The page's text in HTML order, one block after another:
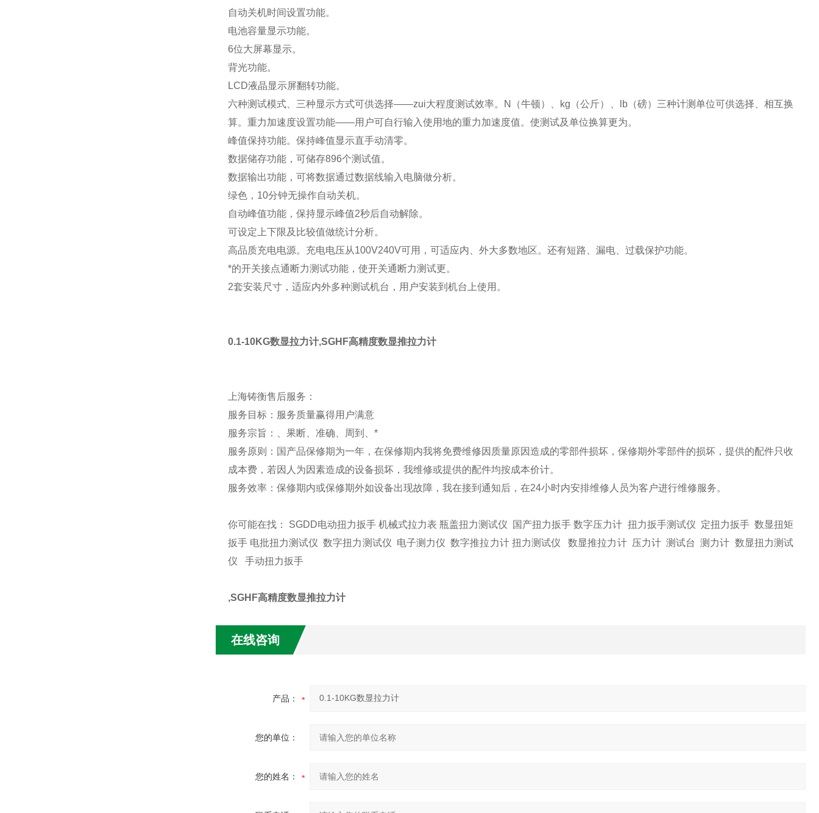
自动关机时间设置功能。
电池容量显示功能。
6位大屏幕显示。
背光功能。
LCD液晶显示屏翻转功能。
六种测试模式、三种显示方式可供选择——zui大程度测试效率。N（牛顿）、kg（公斤）、lb（磅）三种计测单位可供选择、相互换
算。重力加速度设置功能——用户可自行输入使用地的重力加速度值。使测试及单位换算更为。
峰值保持功能。保持峰值显示直手动清零。
数据储存功能，可储存896个测试值。
数据输出功能，可将数据通过数据线输入电脑做分析。
绿色，10分钟无操作自动关机。
自动峰值功能，保持显示峰值2秒后自动解除。
可设定上下限及比较值做统计分析。
高品质充电电源。充电电压从100V240V可用，可适应内、外大多数地区。还有短路、漏电、过载保护功能。
*的开关接点通断力测试功能，使开关通断力测试更。
2套安装尺寸，适应内外多种测试机台，用户安装到机台上使用。
0.1-10KG数显拉力计,SGHF高精度数显推拉力计
上海铸衡售后服务：
服务目标：服务质量赢得用户满意
服务宗旨：、果断、准确、周到、*
服务原则：国产品保修期为一年，在保修期内我将免费维修因质量原因造成的零部件损坏，保修期外零部件的损坏，提供的配件只收
成本费，若因人为因素造成的设备损坏，我维修或提供的配件均按成本价计。
服务效率：保修期内或保修期外如设备出现故障，我在接到通知后，在24小时内安排维修人员为客户进行维修服务。
你可能在找： SGDD电动扭力扳手 机械式拉力表 瓶盖扭力测试仪 国产扭力扳手 数字压力计 扭力扳手测试仪 定扭力扳手 数显扭矩
扳手 电批扭力测试仪 数字扭力测试仪 电子测力仪 数字推拉力计 扭力测试仪 数显推拉力计 压力计 测试台 测力计 数显扭力测试
仪 手动扭力扳手
,SGHF高精度数显推拉力计
在线咨询
产品：
您的单位：
您的姓名：